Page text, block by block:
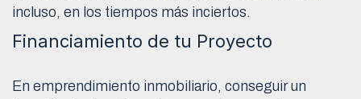
incluso, en los tiempos más inciertos.
Financiamiento de tu Proyecto
En emprendimiento inmobiliario, conseguir un